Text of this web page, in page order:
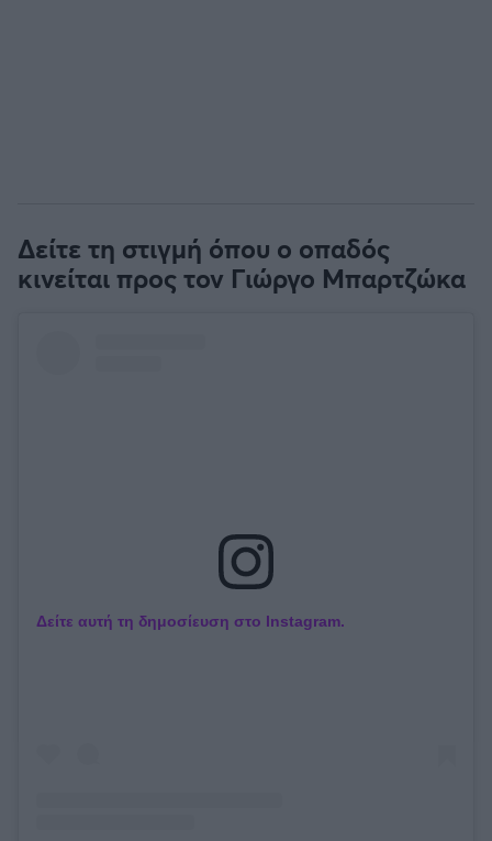
Δείτε τη στιγμή όπου ο οπαδός
κινείται προς τον Γιώργο Μπαρτζώκα
Δείτε αυτή τη δημοσίευση στο Instagram.